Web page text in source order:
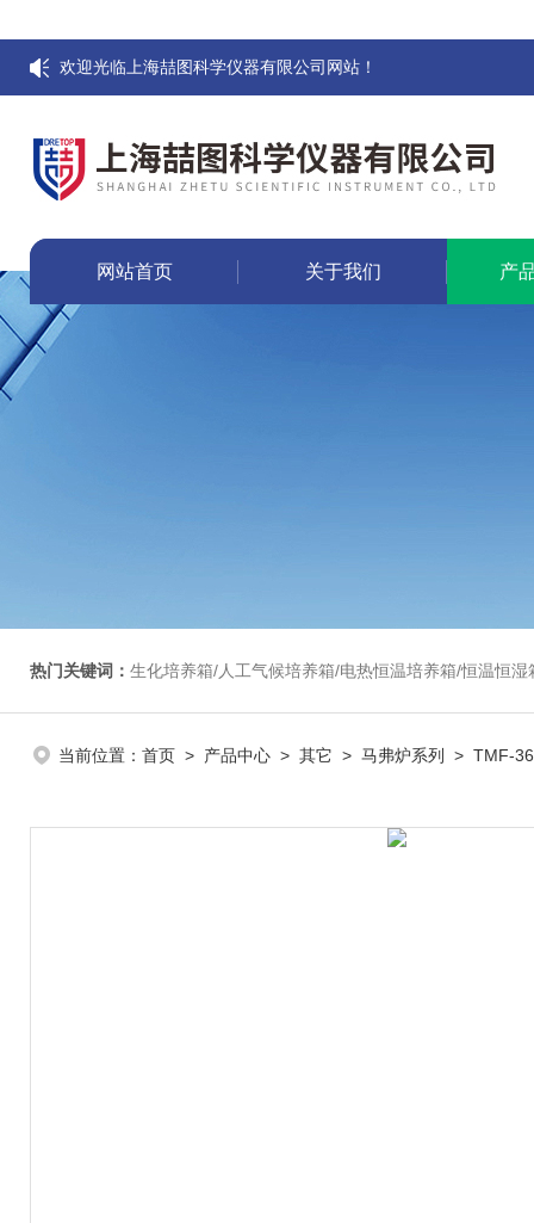
欢迎光临上海喆图科学仪器有限公司网站！
网站首页 关于我们 产
热门关键词： 生化培养箱/人工气候培养箱/电热恒温培养箱/恒温恒湿箱/光照培养箱/二氧化碳培养箱
当前位置： 首页 > 产品中心 > 其它 > 马弗炉系列 > TMF-